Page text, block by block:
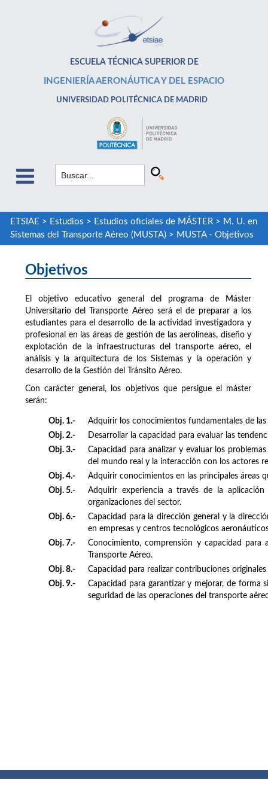
ESCUELA TÉCNICA SUPERIOR DE
INGENIERÍA AERONÁUTICA Y DEL ESPACIO
UNIVERSIDAD POLITÉCNICA DE MADRID
ETSIAE > Estudios > Estudios oficiales de MÁSTER> M. U. en
Sistemas del Transporte Aéreo (MUSTA)> MUSTA - Objetivos
Objetivos
El objetivo educativo general del programa de Máster
Universitario del Transporte Aéreo será el de preparar a los
estudiantes para el desarrollo de la actividad investigadora y
profesional en las áreas de gestión de las aerolíneas, diseño y
explotación de la infraestructuras del transporte aéreo, el
análisis y la arquitectura de los Sistemas y la operación y
desarrollo de la Gestión del Tránsito Aéreo.
Con carácter general, los objetivos que persigue el máster
serán:
Obj. 1.-
Adquirir los conocimientos fundamentales de
Obj. 2.-
Desarrollar la capacidad para evaluar las
Obj. 3.-
Capacidad para analizar y evaluar los
del mundo real y la interacción con los actores
Obj. 4.-
Adquirir conocimientos en las principales áreas
Obj. 5.-
Adquirir experiencia a través de la
organizaciones del sector.
Obj. 6.-
Capacidad para la dirección general y la
en empresas y centros tecnológicos
Obj. 7.-
Conocimiento, comprensión y capacidad para
Transporte Aéreo.
Obj. 8.-
Capacidad para realizar contribuciones
Obj. 9.-
Capacidad para garantizar y mejorar, de forma
seguridad de las operaciones del transporte